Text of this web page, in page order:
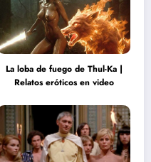
La loba de fuego de Thul-Ka |
Relatos eróticos en video